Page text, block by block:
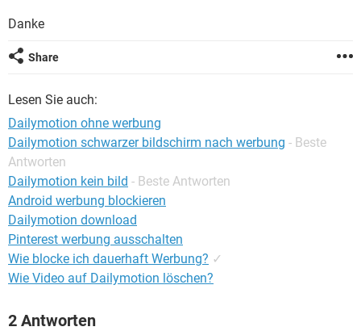
Danke
Share
Lesen Sie auch:
Dailymotion ohne werbung
Dailymotion schwarzer bildschirm nach werbung - Beste
Antworten
Dailymotion kein bild - Beste Antworten
Android werbung blockieren
Dailymotion download
Pinterest werbung ausschalten
Wie blocke ich dauerhaft Werbung? ✓
Wie Video auf Dailymotion löschen?
2 Antworten